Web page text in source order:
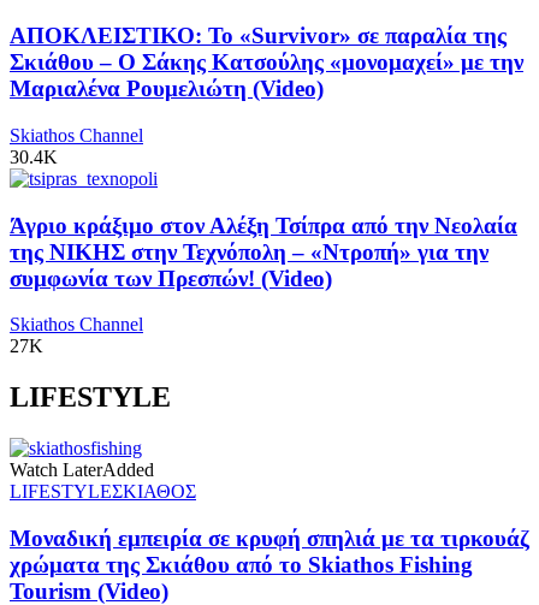
ΑΠΟΚΛΕΙΣΤΙΚΟ: Το «Survivor» σε παραλία της
Σκιάθου – Ο Σάκης Κατσούλης «μονομαχεί» με την
Μαριαλένα Ρουμελιώτη (Video)
Skiathos Channel
30.4K
Άγριο κράξιμο στον Αλέξη Τσίπρα από την Νεολαία
της ΝΙΚΗΣ στην Τεχνόπολη – «Ντροπή» για την
συμφωνία των Πρεσπών! (Video)
Skiathos Channel
27K
LIFESTYLE
Watch LaterAdded
LIFESTYLEΣΚΙΑΘΟΣ
Μοναδική εμπειρία σε κρυφή σπηλιά με τα τιρκουάζ
χρώματα της Σκιάθου από το Skiathos Fishing
Tourism (Video)